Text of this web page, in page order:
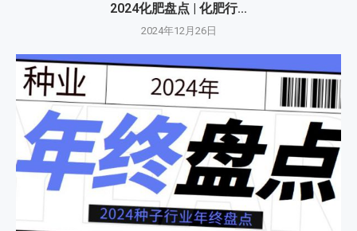
2024化肥盘点 | 化肥行...
2024年12月26日